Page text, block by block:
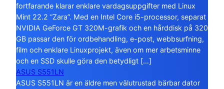
fortfarande klarar enklare vardagsuppgifter med Linux
Mint 22.2 ”Zara”. Med en Intel Core i5-processor, separat
NVIDIA GeForce GT 320M-grafik och en hårddisk på 320
GB passar den för ordbehandling, e-post, webbsurfning,
film och enklare Linuxprojekt, även om mer arbetsminne
och en SSD skulle göra den betydligt […]
ASUS S551LN
ASUS S551LN är en äldre men välutrustad bärbar dator